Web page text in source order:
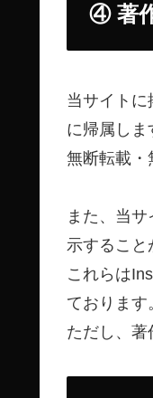
④ 著
当サイト
に帰属しま
無断転載・
また、当
示すること
これらは
ております
ただし、著